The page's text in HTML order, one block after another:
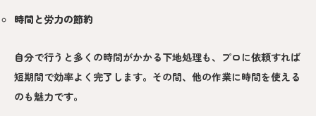
時間と労力の節約
自分で行うと多くの時間がかかる下地処理も、プロに依頼すれば
短期間で効率よく完了します。その間、他の作業に時間を使える
のも魅力です。